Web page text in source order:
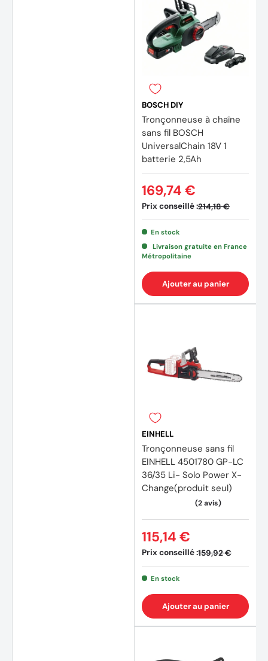
BOSCH DIY
Tronçonneuse à chaîne
sans fil BOSCH
UniversalChain 18V 1
batterie 2,5Ah
Prix conseillé :214,18 €
169,74 €
En stock
Livraison gratuite en France
Métropolitaine
Ajouter au panier
EINHELL
Tronçonneuse sans fil
EINHELL 4501780 GP-LC
36/35 Li- Solo Power X-
Change(produit seul)
Prix conseillé :159,92 €
115,14 €
En stock
Ajouter au panier